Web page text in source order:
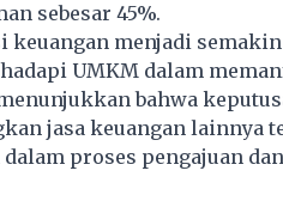
sebesar 45%.
keuangan menjadi
UMKM dalam
bahwa
jasa keuangan lainnya
proses pengajuan